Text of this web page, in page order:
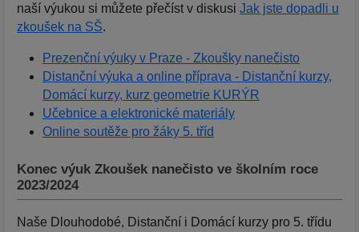
naší výukou si můžete přečíst v diskusi Jak jste dopadli u
zkoušek na SŠ.
Prezenční výuky v Praze - Zkoušky nanečisto
Distanční výuka a online příprava - Distanční kurzy,
Domácí kurzy, kurz geometrie KURÝR
Učebnice a elektronické materiály
Online soutěže pro žáky 5. tříd
Konec výuk Zkoušek nanečisto ve školním roce
2023/2024
Naše Dlouhodobé, Distanční i Domácí kurzy pro 5. třídu